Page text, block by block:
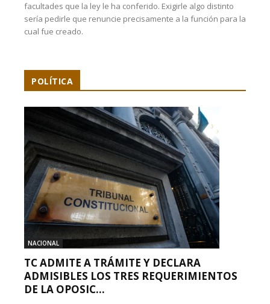
facultades que la ley le ha conferido. Exigirle algo distinto
sería pedirle que renuncie precisamente a la función para la
cual fue creado.
POLÍTICA
NACIONAL
TC ADMITE A TRÁMITE Y DECLARA
ADMISIBLES LOS TRES REQUERIMIENTOS
DE LA OPOSIC...